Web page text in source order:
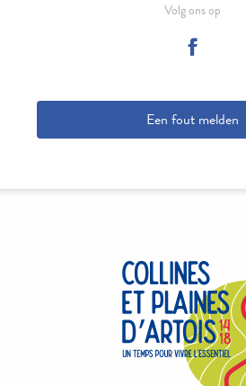
Volg ons op
Een fout melden